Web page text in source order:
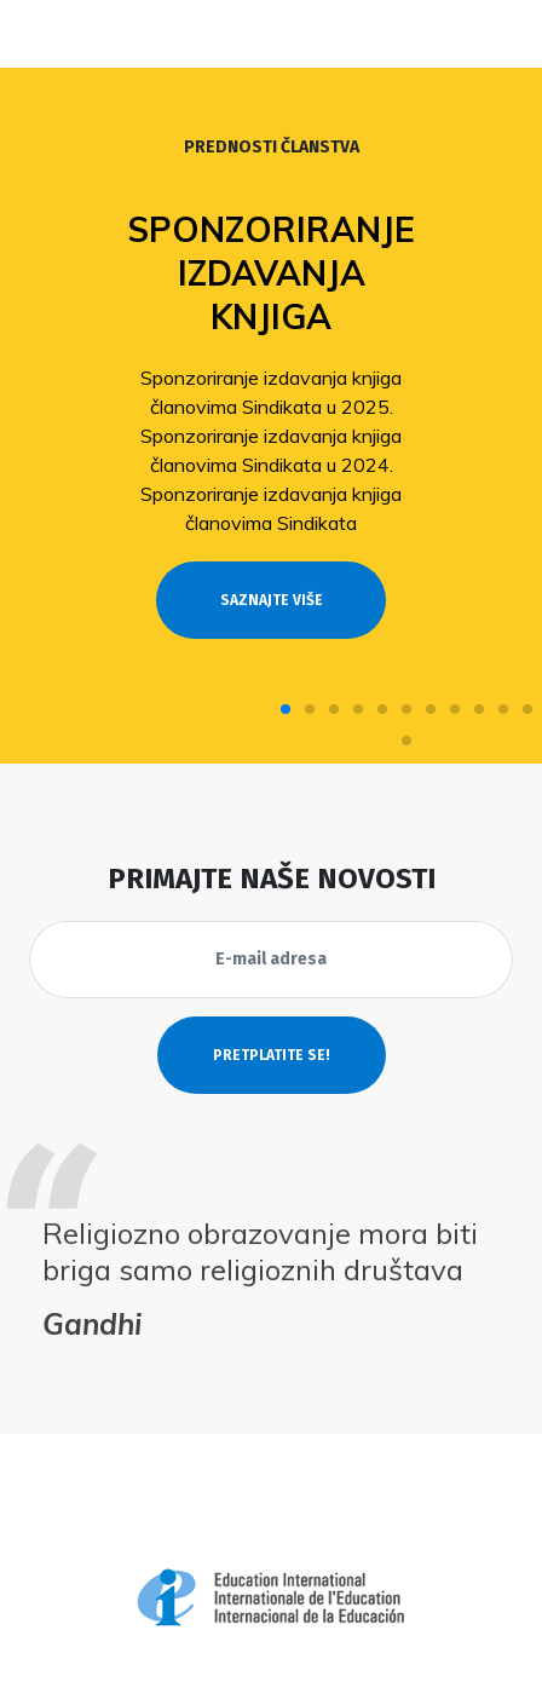
PREDNOSTI ČLANSTVA
SPONZORIRANJE
IZDAVANJA
KNJIGA
Sponzoriranje izdavanja knjiga
članovima Sindikata u 2025.
Sponzoriranje izdavanja knjiga
članovima Sindikata u 2024.
Sponzoriranje izdavanja knjiga
članovima Sindikata
SAZNAJTE VIŠE
PRIMAJTE NAŠE NOVOSTI
Religiozno obrazovanje mora biti
briga samo religioznih društava
Gandhi